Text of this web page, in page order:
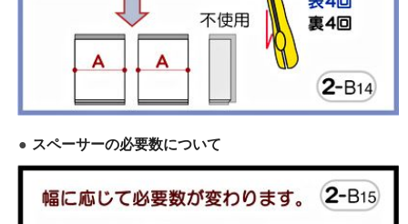
スペーサーの必要数について